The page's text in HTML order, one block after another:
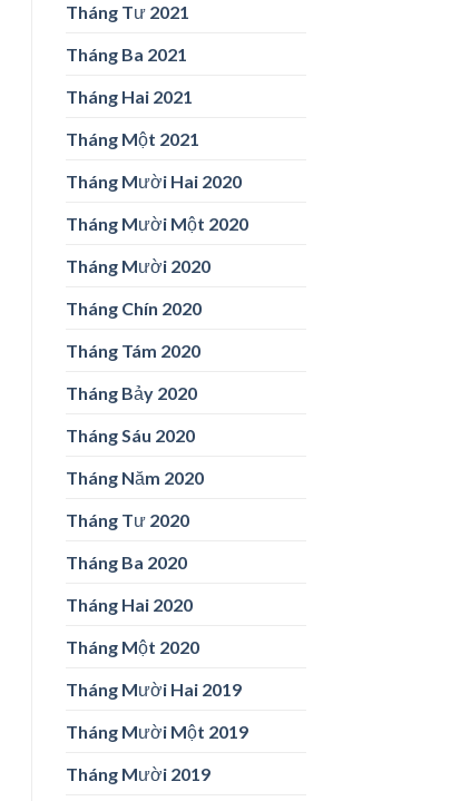
Tháng Tư 2021
Tháng Ba 2021
Tháng Hai 2021
Tháng Một 2021
Tháng Mười Hai 2020
Tháng Mười Một 2020
Tháng Mười 2020
Tháng Chín 2020
Tháng Tám 2020
Tháng Bảy 2020
Tháng Sáu 2020
Tháng Năm 2020
Tháng Tư 2020
Tháng Ba 2020
Tháng Hai 2020
Tháng Một 2020
Tháng Mười Hai 2019
Tháng Mười Một 2019
Tháng Mười 2019